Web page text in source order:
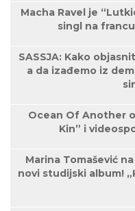
Macha Ravel je
singl na
SASSJA: Kako
a da izađemo iz
Ocean Of Another
Kin” i
Marina Tomašević
novi studijski album!